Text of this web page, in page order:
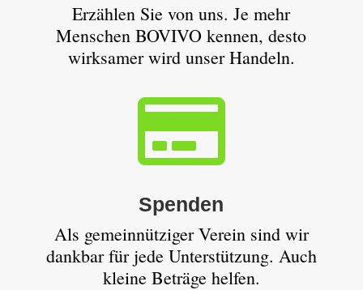
Erzählen Sie von uns. Je mehr
Menschen BOVIVO kennen, desto
wirksamer wird unser Handeln.

Spenden
Als gemeinnütziger Verein sind wir
dankbar für jede Unterstützung. Auch
kleine Beträge helfen.